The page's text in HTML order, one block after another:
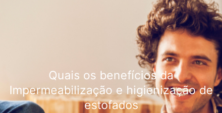
Quais os benefícios da
Impermeabilização e higienização de
estofados